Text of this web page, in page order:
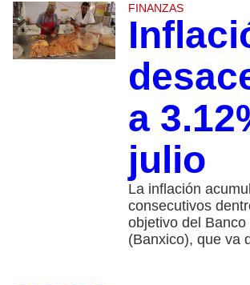
FINANZAS
a
julio
La inflación
consecutivos
objetivo del
(Banxico), que va